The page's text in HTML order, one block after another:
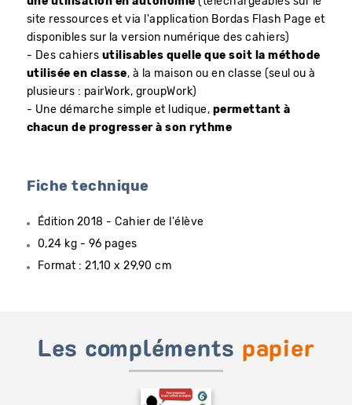
site ressources et via l'application Bordas Flash Page et
disponibles sur la version numérique des cahiers)
- Des cahiers utilisables quelle que soit la méthode
utilisée en classe, à la maison ou en classe (seul ou à
plusieurs : pairWork, groupWork)
- Une démarche simple et ludique, permettant à
chacun de progresser à son rythme
Fiche technique
Édition 2018 - Cahier de l'élève
0,24 kg - 96 pages
Format : 21,10 x 29,90 cm
Les compléments papier